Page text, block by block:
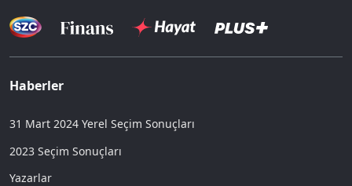
Haberler
31 Mart 2024 Yerel Seçim Sonuçları
2023 Seçim Sonuçları
Yazarlar